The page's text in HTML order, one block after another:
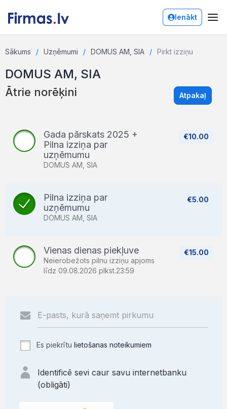
Ienākt
Sākums Uzņēmumi DOMUS AM, SIA Pirkt izziņu
DOMUS AM, SIA
Ātrie norēķini Atpakaļ
€10.00
Gada pārskats 2025 +
Pilna izziņa par
uzņēmumu
DOMUS AM, SIA
€5.00
Pilna izziņa par
uzņēmumu
DOMUS AM, SIA
€15.00
Vienas dienas piekļuve
Neierobežots pilnu izziņu apjoms
līdz 09.08.2026 plkst.23:59
Es piekrītu lietošanas noteikumiem
Identificē sevi caur savu internetbanku
(obligāti)